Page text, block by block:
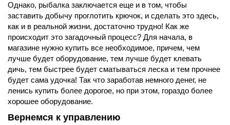
Однако, рыбалка заключается еще и в том, чтобы
заставить добычу проглотить крючок, и сделать это здесь,
как и в реальной жизни, достаточно трудно! Как же
происходит это загадочный процесс? Для начала, в
магазине нужно купить все необходимое, причем, чем
лучше будет оборудование, тем лучше будет клевать
дичь, тем быстрее будет сматываться леска и тем прочнее
будет сама удочка! Так что заработав немного денег, не
ленись купить более дорогое, но при этом, гораздо более
хорошее оборудование.
Вернемся к управлению